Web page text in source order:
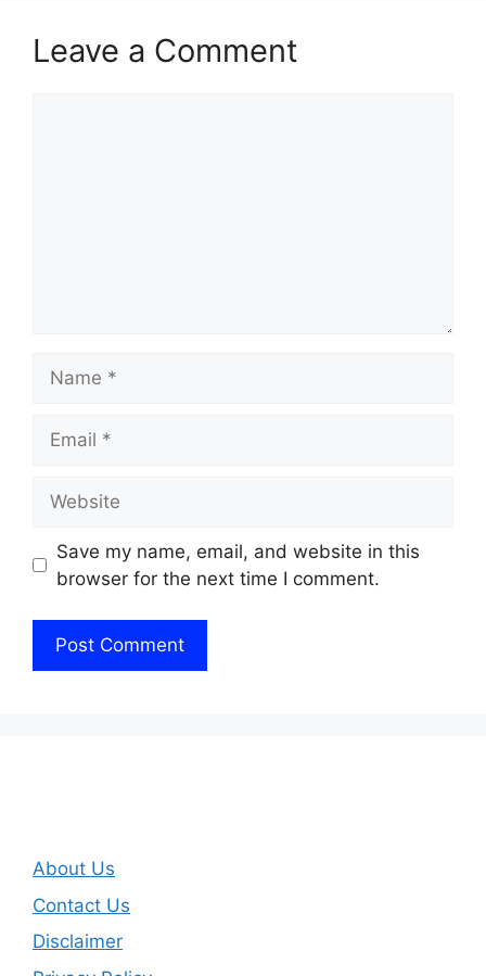
Leave a Comment
Save my name, email, and website in this
browser for the next time I comment.
About Us
Contact Us
Disclaimer